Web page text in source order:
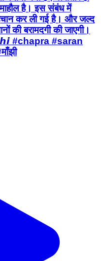
माहौल है। इस संबंध में
कर ली गई है। और जल्द
की बरामदगी की जाएगी।
#chapra #saran